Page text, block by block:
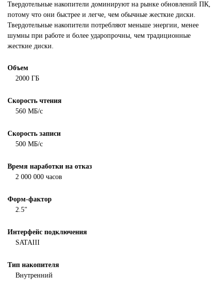
Твердотельные накопители доминируют на рынке обновлений ПК,
потому что они быстрее и легче, чем обычные жесткие диски.
Твердотельные накопители потребляют меньше энергии, менее
шумны при работе и более ударопрочны, чем традиционные
жесткие диски.
Объем
2000 ГБ
Скорость чтения
560 МБ/с
Скорость записи
500 МБ/с
Время наработки на отказ
2 000 000 часов
Форм-фактор
2.5"
Интерфейс подключения
SATAIII
Тип накопителя
Внутренний